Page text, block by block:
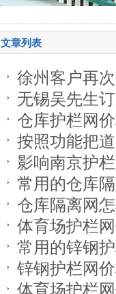
文章列表
徐州客户再
无锡吴先生
仓库护栏网
按照功能把
影响南京护
常用的仓库
仓库隔离网
体育场护栏
常用的锌钢
锌钢护栏网
体育场护栏